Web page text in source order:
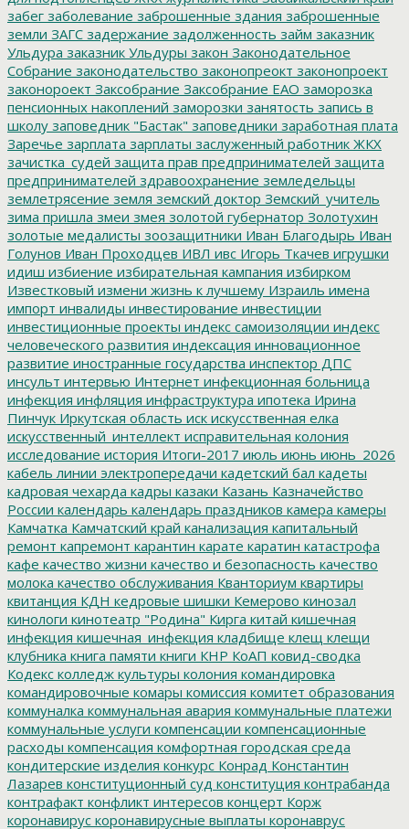
забег заболевание заброшенные здания заброшенные
земли ЗАГС задержание задолженность займ заказник
Ульдура заказник Ульдуры закон Законодательное
Собрание законодательство законопреокт законопроект
законороект Заксобрание Заксобрание ЕАО заморозка
пенсионных накоплений заморозки занятость запись в
школу заповедник "Бастак" заповедники заработная плата
Заречье зарплата зарплаты заслуженный работник ЖКХ
зачистка_судей защита прав предпринимателей защита
предпринимателей здравоохранение земледельцы
землетрясение земля земский доктор Земский_учитель
зима пришла змеи змея золотой губернатор Золотухин
золотые медалисты зоозащитники Иван Благодырь Иван
Голунов Иван Проходцев ИВЛ ивс Игорь Ткачев игрушки
идиш избиение избирательная кампания избирком
Известковый измени жизнь к лучшему Израиль имена
импорт инвалиды инвестирование инвестиции
инвестиционные проекты индекс самоизоляции индекс
человеческого развития индексация инновационное
развитие иностранные государства инспектор ДПС
инсульт интервью Интернет инфекционная больница
инфекция инфляция инфраструктура ипотека Ирина
Пинчук Иркутская область иск искусственная елка
искусственный_интеллект исправительная колония
исследование история Итоги-2017 июль июнь июнь_2026
кабель линии электропередачи кадетский бал кадеты
кадровая чехарда кадры казаки Казань Казначейство
России календарь календарь праздников камера камеры
Камчатка Камчатский край канализация капитальный
ремонт капремонт карантин карате каратин катастрофа
кафе качество жизни качество и безопасность качество
молока качество обслуживания Кванториум квартиры
квитанция КДН кедровые шишки Кемерово кинозал
кинологи кинотеатр "Родина" Кирга китай кишечная
инфекция кишечная_инфекция кладбище клещ клещи
клубника книга памяти книги КНР КоАП ковид-сводка
Кодекс колледж культуры колония командировка
командировочные комары комиссия комитет образования
коммуналка коммунальная авария коммунальные платежи
коммунальные услуги компенсации компенсационные
расходы компенсация комфортная городская среда
кондитерские изделия конкурс Конрад Константин
Лазарев конституционный суд конституция контрабанда
контрафакт конфликт интересов концерт Корж
коронавирус коронавирусные выплаты коронаврус